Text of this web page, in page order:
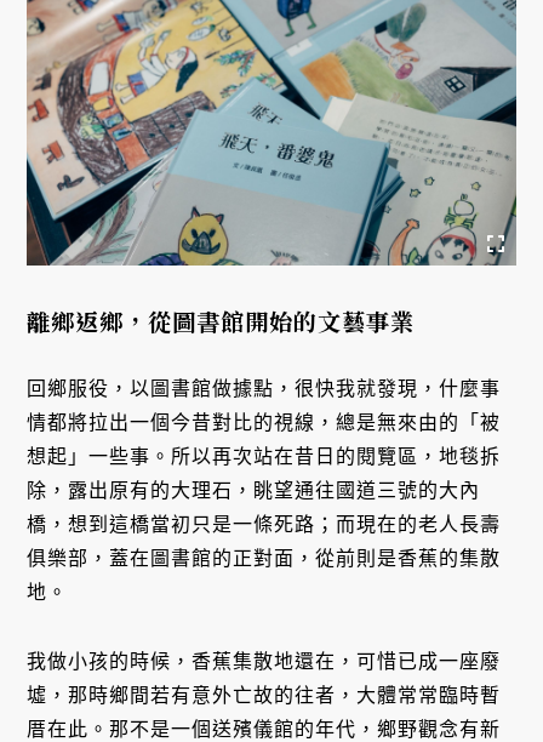
離鄉返鄉，從圖書館開始的文藝事業
回鄉服役，以圖書館做據點，很快我就發現，什麼事
情都將拉出一個今昔對比的視線，總是無來由的「被
想起」一些事。所以再次站在昔日的閱覽區，地毯拆
除，露出原有的大理石，眺望通往國道三號的大內
橋，想到這橋當初只是一條死路；而現在的老人長壽
俱樂部，蓋在圖書館的正對面，從前則是香蕉的集散
地。
我做小孩的時候，香蕉集散地還在，可惜已成一座廢
墟，那時鄉間若有意外亡故的往者，大體常常臨時暫
厝在此。那不是一個送殯儀館的年代，鄉野觀念有新